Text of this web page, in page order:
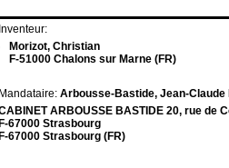
Inventeur:
Morizot, Christian
F-51000 Chalons sur Marne (FR)
Mandataire: Arbousse-Bastide, Jean-Claude
ARBOUSSE BASTIDE 20, rue de
F-67000 Strasbourg
F-67000 Strasbourg (FR)